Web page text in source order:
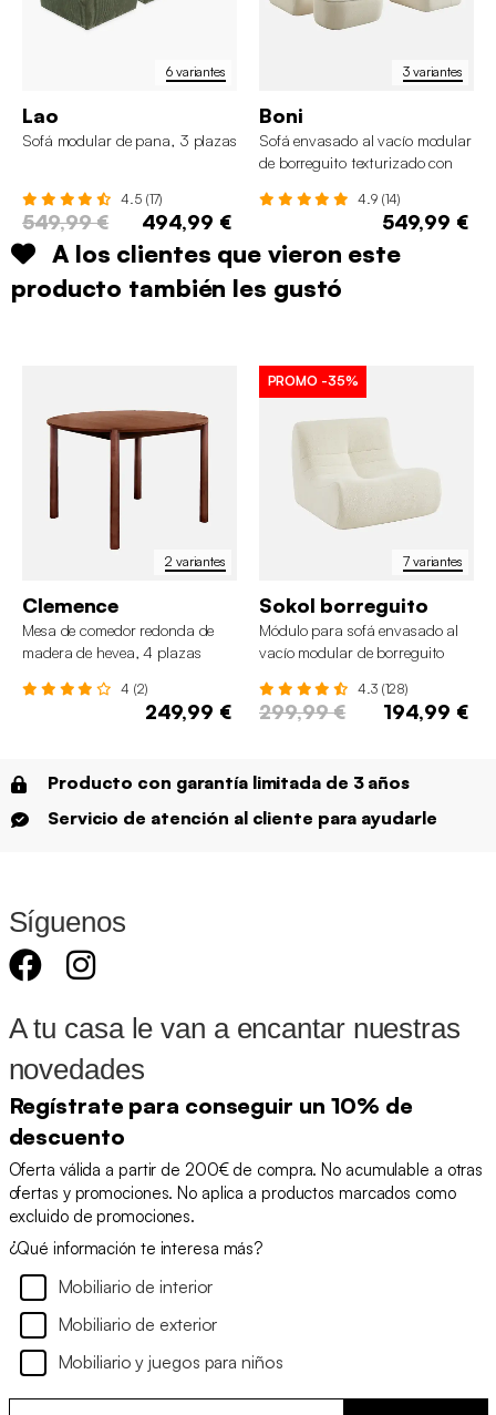
6 variantes
Lao
Sofá modular de pana, 3 plazas
4.5 (17)
549,99 € 494,99 €
3 variantes
Boni
Sofá envasado al vacío modular
de borreguito texturizado con
4.9 (14)
549,99 €
A los clientes que vieron este
producto también les gustó
2 variantes
Clemence
Mesa de comedor redonda de
madera de hevea, 4 plazas
4 (2)
249,99 €
7 variantes
PROMO -35%
Sokol borreguito
Módulo para sofá envasado al
vacío modular de borreguito
4.3 (128)
299,99 € 194,99 €
Producto con garantía limitada de 3 años
Servicio de atención al cliente para ayudarle
Síguenos
A tu casa le van a encantar nuestras
novedades
Regístrate para conseguir un 10% de
descuento
Oferta válida a partir de 200€ de compra. No acumulable a otras
ofertas y promociones. No aplica a productos marcados como
excluido de promociones.
¿Qué información te interesa más?
Mobiliario de interior
Mobiliario de exterior
Mobiliario y juegos para niños